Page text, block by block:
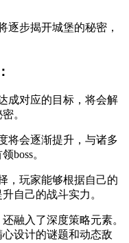
逐步揭开城堡的秘密，
成对应的目标，将会解
。
将会逐渐提升，与诸多
boss。
，玩家能够根据自己的
自己的战斗实力。
融入了深度策略元素。
设计的谜题和动态敌